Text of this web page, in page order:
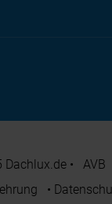
Dachlux.de • AVB
•